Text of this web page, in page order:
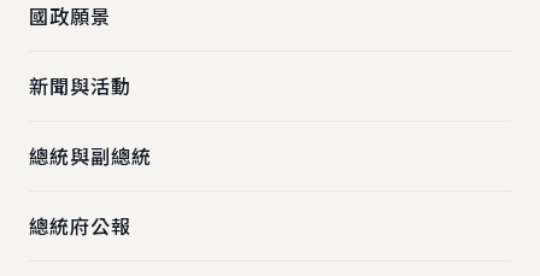
國政願景
新聞與活動
總統與副總統
總統府公報